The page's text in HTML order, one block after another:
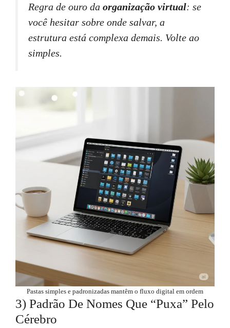
Regra de ouro da organização virtual: se
você hesitar sobre onde salvar, a
estrutura está complexa demais. Volte ao
simples.
Pastas simples e padronizadas mantêm o fluxo digital em ordem
3) Padrão De Nomes Que “puxa” Pelo
Cérebro